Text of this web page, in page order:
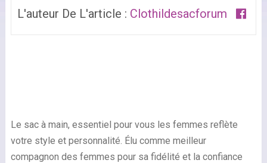
L'auteur De L'article : Clothildesacforum
Le sac à main, essentiel pour vous les femmes reflète
votre style et personnalité. Élu comme meilleur
compagnon des femmes pour sa fidélité et la confiance